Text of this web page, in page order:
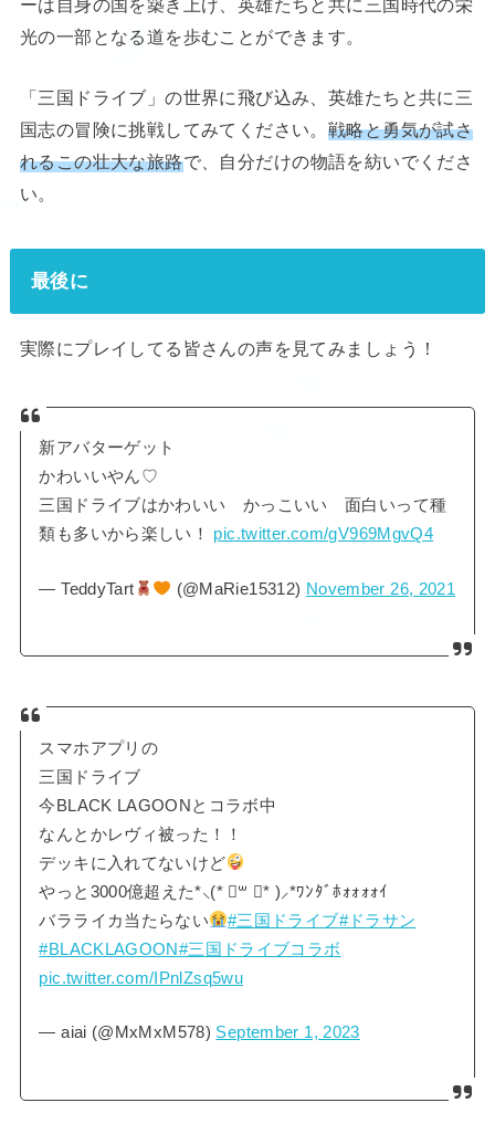
光の一部となる道を歩むことができます。
「三国ドライブ」の世界に飛び込み、英雄たちと共に三
国志の冒険に挑戦してみてください。 戦略と勇気が試さ
れるこの壮大な旅路で、自分だけの物語を紡いでくださ
い。
最後に
実際にプレイしてる皆さんの声を見てみましょう！
新アバターゲット
かわいいやん♡
三国ドライブはかわいい かっこいい 面白いって種
類も多いから楽しい！ pic.twitter.com/gV969MgvQ4
— TeddyTart (@MaRie15312) November 26, 2021
スマホアプリの
三国ドライブ
今BLACK LAGOONとコラボ中
なんとかレヴィ被った！！
デッキに入れてないけど
やっと3000億超えた*⸜(* ॑꒳ ॑* )⸝*ﾜﾝﾀﾞﾎｫｫｫｫｲ
バラライカ当たらない
#三国ドライブ#ドラサン
#BLACKLAGOON#三国ドライブコラボ
pic.twitter.com/IPnlZsq5wu
— aiai (@MxMxM578) September 1, 2023